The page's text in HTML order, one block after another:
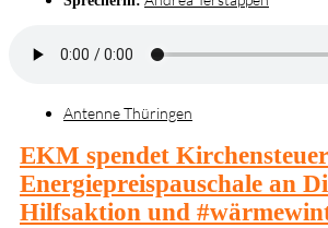
Antenne Thüringen
EKM spendet
Energiepreispauschale an
Hilfsaktion und